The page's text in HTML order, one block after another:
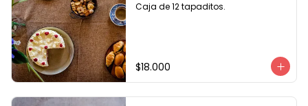
Caja de 12 tapaditos.
$18.000